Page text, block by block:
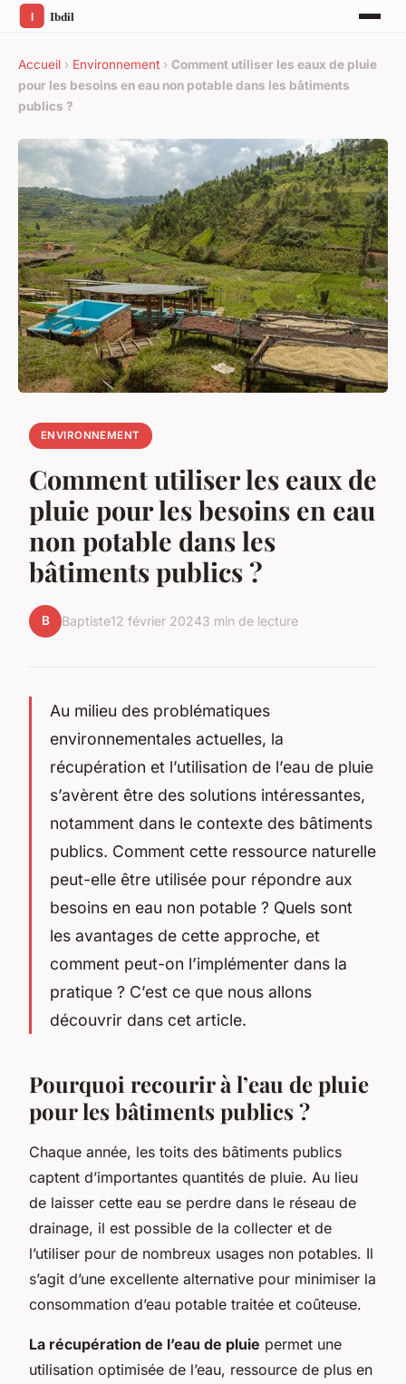
Accueil › Environnement › Comment utiliser les eaux de pluie
pour les besoins en eau non potable dans les bâtiments
publics ?
ENVIRONNEMENT
Comment utiliser les eaux de
pluie pour les besoins en eau
non potable dans les
bâtiments publics ?
B Baptiste12 février 20243 min de lecture
Au milieu des problématiques
environnementales actuelles, la
récupération et l’utilisation de l’eau de pluie
s’avèrent être des solutions intéressantes,
notamment dans le contexte des bâtiments
publics. Comment cette ressource naturelle
peut-elle être utilisée pour répondre aux
besoins en eau non potable ? Quels sont
les avantages de cette approche, et
comment peut-on l’implémenter dans la
pratique ? C’est ce que nous allons
découvrir dans cet article.
Pourquoi recourir à l’eau de pluie
pour les bâtiments publics ?
Chaque année, les toits des bâtiments publics
captent d’importantes quantités de pluie. Au lieu
de laisser cette eau se perdre dans le réseau de
drainage, il est possible de la collecter et de
l’utiliser pour de nombreux usages non potables. Il
s’agit d’une excellente alternative pour minimiser la
consommation d’eau potable traitée et coûteuse.
La récupération de l’eau de pluie permet une
utilisation optimisée de l’eau, ressource de plus en